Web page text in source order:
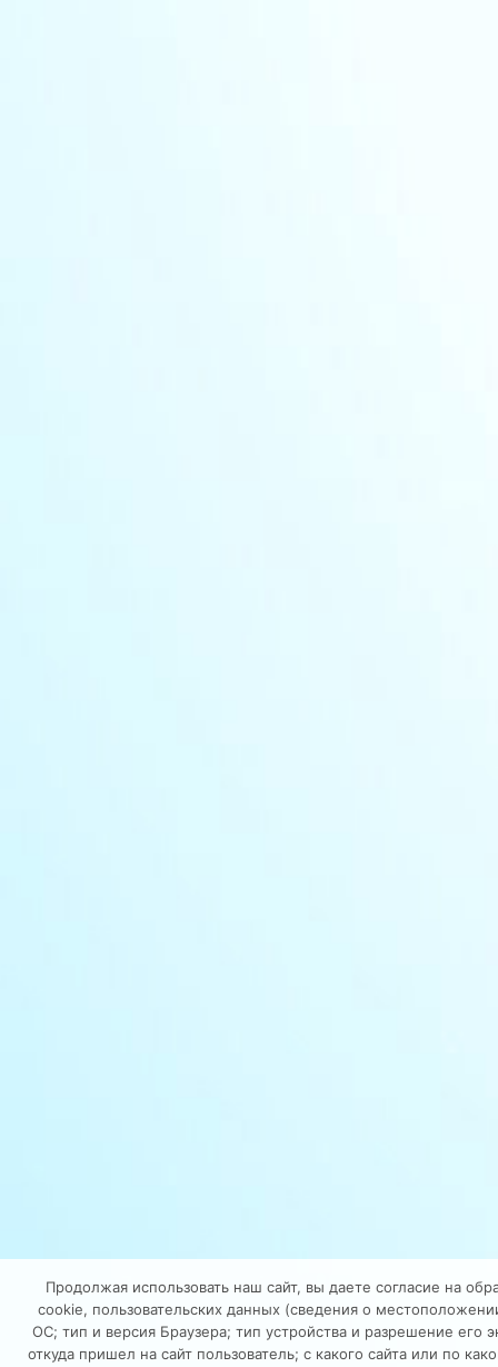
Продолжая использовать наш сайт, вы даете согласие на
cookie, пользовательских данных (сведения о
ОС; тип и версия Браузера; тип устройства и разрешение его
откуда пришел на сайт пользователь; с какого сайта или по